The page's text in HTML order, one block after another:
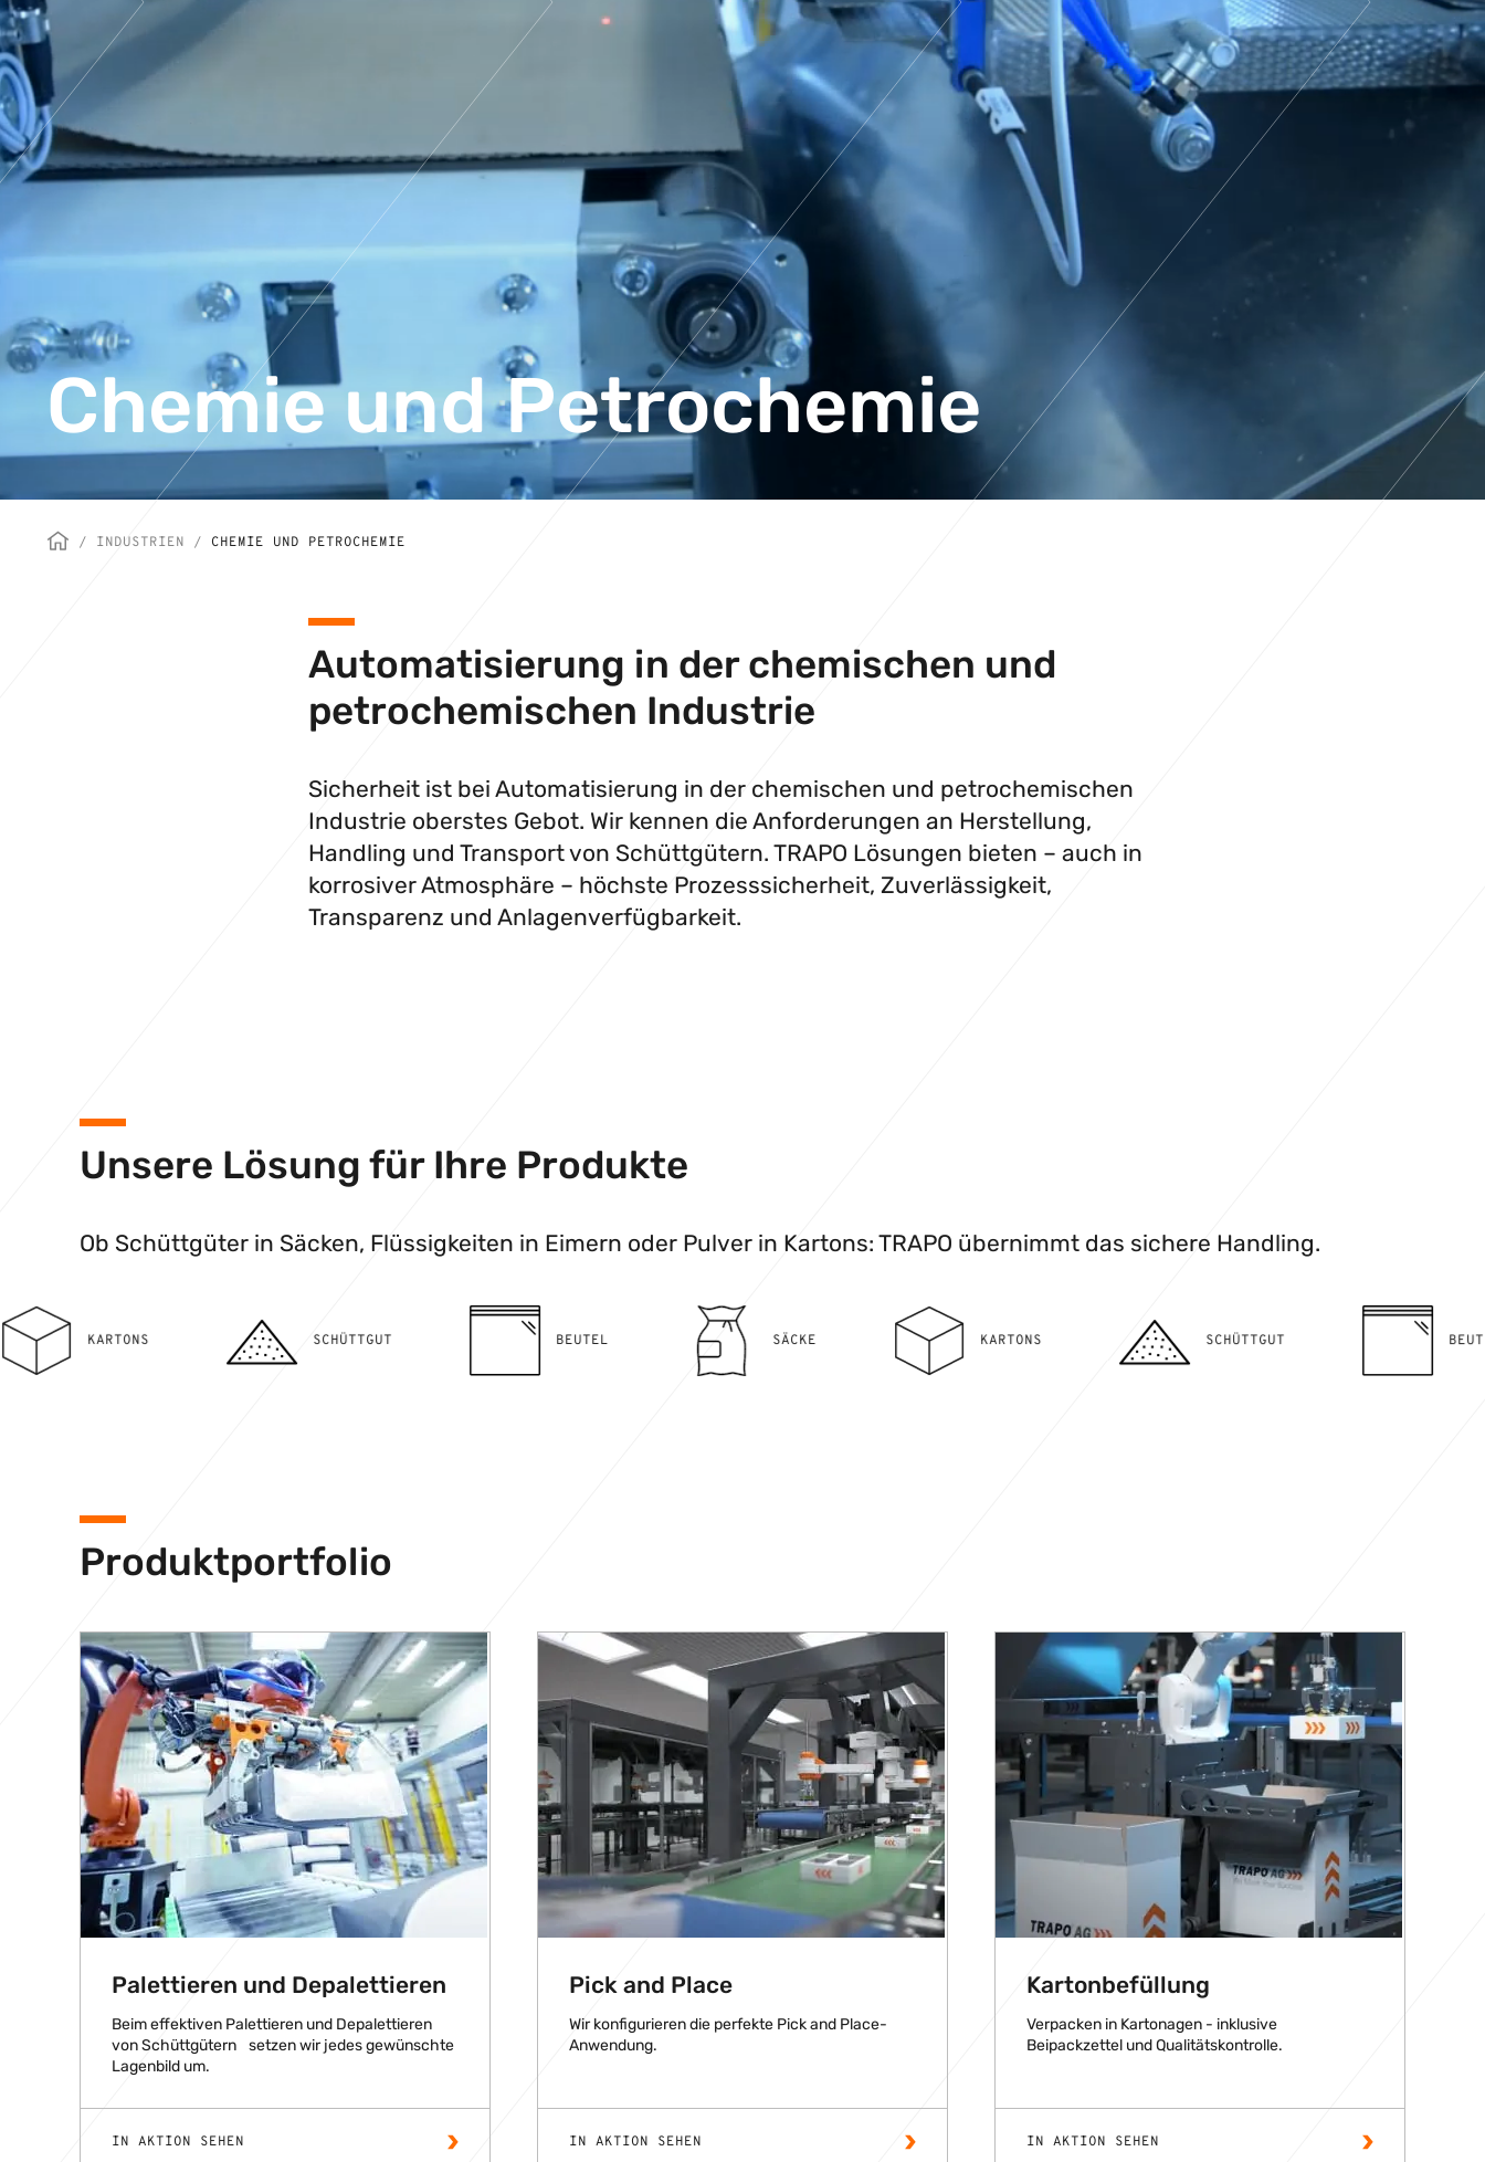
Chemie und Petrochemie
/ INDUSTRIEN / CHEMIE UND PETROCHEMIE
Automatisierung in der chemischen und
petrochemischen Industrie
Sicherheit ist bei Automatisierung in der chemischen und petrochemischen
Industrie oberstes Gebot. Wir kennen die Anforderungen an Herstellung,
Handling und Transport von Schüttgütern. TRAPO Lösungen bieten – auch in
korrosiver Atmosphäre – höchste Prozesssicherheit, Zuverlässigkeit,
Transparenz und Anlagenverfügbarkeit.
Unsere Lösung für Ihre Produkte
Ob Schüttgüter in Säcken, Flüssigkeiten in Eimern oder Pulver in Kartons: TRAPO übernimmt das sichere Handling.
SCHÜTTGUT SCHÜTTGUT
Produktportfolio
Palettieren und Depalettieren
Beim effektiven Palettieren und Depalettieren
von Schüttgütern setzen wir jedes gewünschte
Lagenbild um.
IN AKTION SEHEN
Pick and Place
Wir konfigurieren die perfekte Pick and Place-
Anwendung.
IN AKTION SEHEN
Kartonbefüllung
Verpacken in Kartonagen - inklusive
Beipackzettel und Qualitätskontrolle.
IN AKTION SEHEN